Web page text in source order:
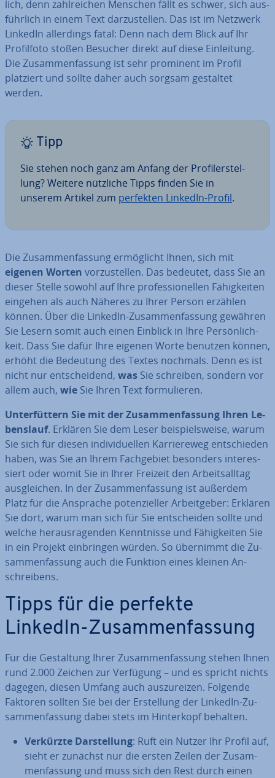
lich, denn zahl­rei­chen Menschen fällt es schwer, sich aus­
führ­lich in einem Text dar­zu­stel­len. Das ist im Netzwerk
LinkedIn al­ler­dings fatal: Denn nach dem Blick auf Ihr
Pro­fil­fo­to stoßen Besucher direkt auf diese Ein­lei­tung.
Die Zu­sam­men­fas­sung ist sehr prominent im Profil
platziert und sollte daher auch sorgsam gestaltet
werden.
Tipp
Sie stehen noch ganz am Anfang der Pro­fi­ler­stel­
lung? Weitere nützliche Tipps finden Sie in
unserem Artikel zum perfekten LinkedIn-Profil.
Die Zu­sam­men­fas­sung er­mög­licht Ihnen, sich mit
eigenen Worten vor­zu­stel­len. Das bedeutet, dass Sie an
dieser Stelle sowohl auf Ihre pro­fes­sio­nel­len Fä­hig­kei­ten
eingehen als auch Näheres zu Ihrer Person erzählen
können. Über die LinkedIn-Zu­sam­men­fas­sung gewähren
Sie Lesern somit auch einen Einblick in Ihre Per­sön­lich­
keit. Dass Sie dafür Ihre eigenen Worte benutzen können,
erhöht die Bedeutung des Textes nochmals. Denn es ist
nicht nur ent­schei­dend, was Sie schreiben, sondern vor
allem auch, wie Sie Ihren Text for­mu­lie­ren.
Un­ter­füt­tern Sie mit der Zu­sam­men­fas­sung Ihren Le­
bens­lauf. Erklären Sie dem Leser bei­spiels­wei­se, warum
Sie sich für diesen in­di­vi­du­el­len Kar­rie­re­weg ent­schie­den
haben, was Sie an Ihrem Fach­ge­biet besonders in­ter­es­
siert oder womit Sie in Ihrer Freizeit den Ar­beits­all­tag
aus­glei­chen. In der Zu­sam­men­fas­sung ist außerdem
Platz für die Ansprache po­ten­zi­el­ler Ar­beit­ge­ber: Erklären
Sie dort, warum man sich für Sie ent­schei­den sollte und
welche her­aus­ra­gen­den Kennt­nis­se und Fä­hig­kei­ten Sie
in ein Projekt ein­brin­gen würden. So übernimmt die Zu­
sam­men­fas­sung auch die Funktion eines kleinen An­
schrei­bens.
Tipps für die perfekte
LinkedIn-Zu­sam­men­fas­sung
Für die Ge­stal­tung Ihrer Zu­sam­men­fas­sung stehen Ihnen
rund 2.000 Zeichen zur Verfügung – und es spricht nichts
dagegen, diesen Umfang auch aus­zu­rei­zen. Folgende
Faktoren sollten Sie bei der Er­stel­lung der LinkedIn-Zu­
sam­men­fas­sung dabei stets im Hin­ter­kopf behalten.
Verkürzte Dar­stel­lung: Ruft ein Nutzer Ihr Profil auf,
sieht er zunächst nur die ersten Zeilen der Zu­sam­
men­fas­sung und muss sich den Rest durch einen